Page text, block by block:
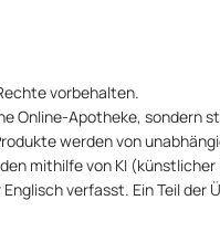
vorbehalten.
Online-Apotheke, sondern
werden von
mithilfe von KI
verfasst. Ein Teil